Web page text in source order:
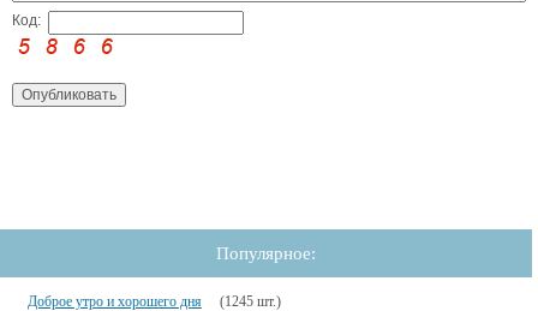
Код:
Популярное:
Доброе утро и хорошего дня (1245 шт.)